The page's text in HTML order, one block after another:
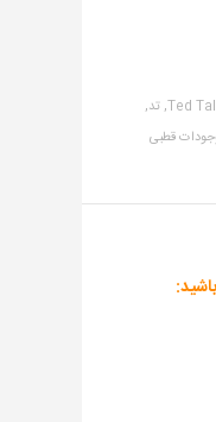
Ted تد,
قطبی